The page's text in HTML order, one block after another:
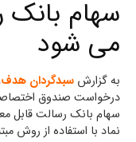
سهام بانک
می شود
به گزارش سبدگردان هدف
درخواست صندوق اختصاصی
سهام بانک رسالت قابل
نماد با استفاده از روش